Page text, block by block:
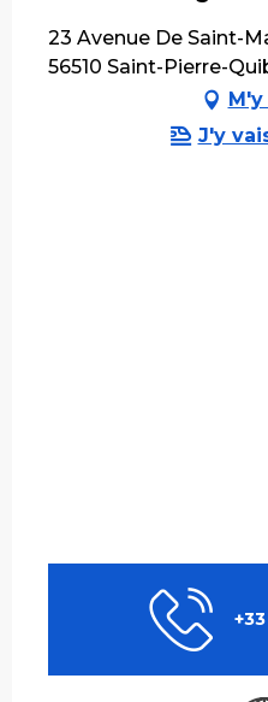
23 Avenue De Saint-
56510 Saint-Pierre-
J'y